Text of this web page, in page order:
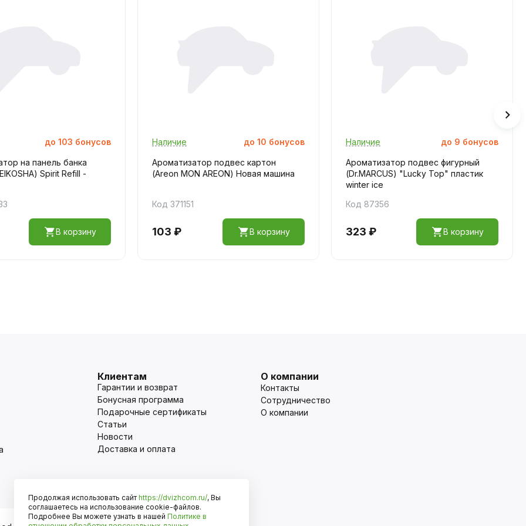
до 103 бонусов
на панель банка
Spirit Refill -
В корзину
Наличие до 10 бонусов
Ароматизатор подвес картон
(Areon MON AREON) Новая машина
Код 371151
103 ₽ В корзину
Наличие до 9 бонусов
Ароматизатор подвес фигурный
(Dr.MARCUS) "Lucky Top" пластик
winter ice
Код 87356
323 ₽ В корзину
Клиентам
Гарантии и возврат
Бонусная программа
Подарочные сертификаты
Статьи
Новости
Доставка и оплата
О компании
Контакты
Сотрудничество
О компании
Оплата
Продолжая использовать сайт https://dvizhcom.ru/, Вы
соглашаетесь на использование cookie-файлов.
Подробнее Вы можете узнать в нашей Политике в